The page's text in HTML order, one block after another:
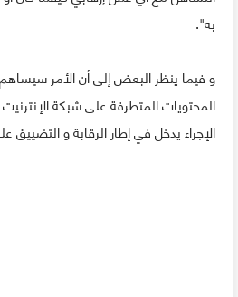
به".
و فيما ينظر البعض إلى أن الأمر
المحتويات المتطرفة على شبكة
الإجراء يدخل في إطار الرقابة و التضييق